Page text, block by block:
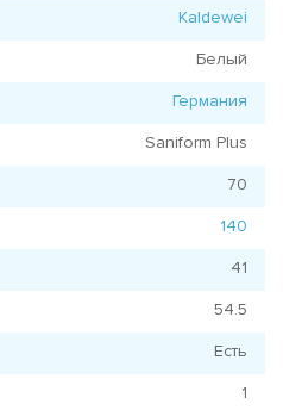
Kaldewei
Белый
Германия
Saniform Plus
70
140
41
54.5
Есть
1